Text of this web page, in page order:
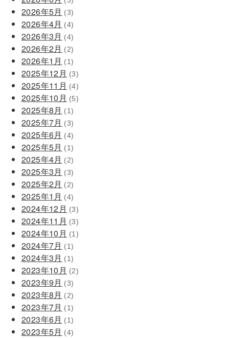
2026年5月 (3)
2026年4月 (4)
2026年3月 (4)
2026年2月 (2)
2026年1月 (1)
2025年12月 (3)
2025年11月 (4)
2025年10月 (5)
2025年8月 (1)
2025年7月 (3)
2025年6月 (4)
2025年5月 (1)
2025年4月 (2)
2025年3月 (3)
2025年2月 (2)
2025年1月 (4)
2024年12月 (3)
2024年11月 (3)
2024年10月 (1)
2024年7月 (1)
2024年3月 (1)
2023年10月 (2)
2023年9月 (3)
2023年8月 (2)
2023年7月 (1)
2023年6月 (1)
2023年5月 (4)